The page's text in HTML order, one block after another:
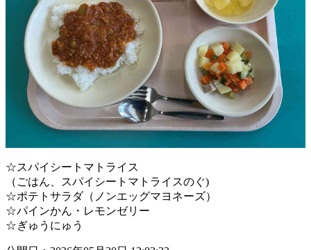
☆スパイシートマトライス
（ごはん、スパイシートマトライスのぐ)
☆ポテトサラダ（ノンエッグマヨネーズ）
☆パインかん・レモンゼリー
☆ぎゅうにゅう